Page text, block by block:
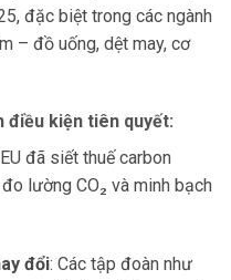
đặc biệt trong các ngành
– đồ uống, dệt may, cơ
điều kiện tiên quyết:
đã siết thuế carbon
lường CO₂ và minh bạch
đổi: Các tập đoàn như